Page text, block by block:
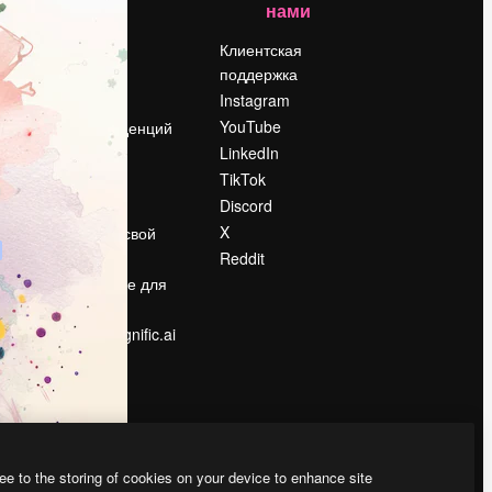
О нас
Поиск тенденций
Блог
События
Slidesgo
Продайте свой
Помещение для
прессы
Ищете magnific.ai
нами
Клиентская
поддержка
Instagram
YouTube
LinkedIn
TikTok
Discord
X
Reddit
to the storing of cookies on your device to enhance site